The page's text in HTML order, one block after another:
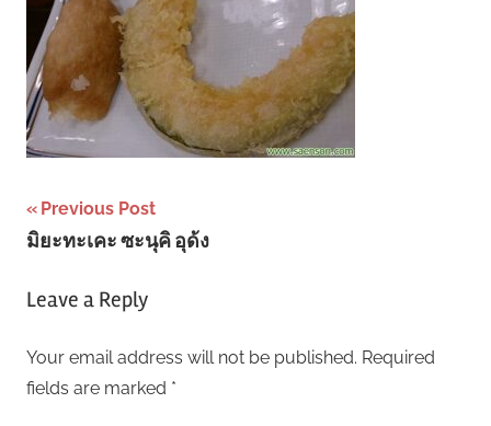
Post
navigation
Previous Post
มิยะทะเคะ ซะนุคิ อุด้ง
Leave a Reply
Your email address will not be published. Required
fields are marked *